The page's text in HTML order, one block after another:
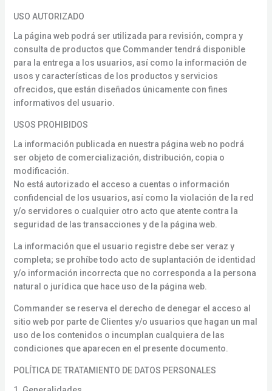
USO AUTORIZADO
La página web podrá ser utilizada para revisión, compra y
consulta de productos que Commander tendrá disponible
para la entrega a los usuarios, así como la información de
usos y características de los productos y servicios
ofrecidos, que están diseñados únicamente con fines
informativos del usuario.
USOS PROHIBIDOS
La información publicada en nuestra página web no podrá
ser objeto de comercialización, distribución, copia o
modificación.
No está autorizado el acceso a cuentas o información
confidencial de los usuarios, así como la violación de la red
y/o servidores o cualquier otro acto que atente contra la
seguridad de las transacciones y de la página web.
La información que el usuario registre debe ser veraz y
completa; se prohíbe todo acto de suplantación de identidad
y/o información incorrecta que no corresponda a la persona
natural o jurídica que hace uso de la página web.
Commander se reserva el derecho de denegar el acceso al
sitio web por parte de Clientes y/o usuarios que hagan un mal
uso de los contenidos o incumplan cualquiera de las
condiciones que aparecen en el presente documento.
POLÍTICA DE TRATAMIENTO DE DATOS PERSONALES